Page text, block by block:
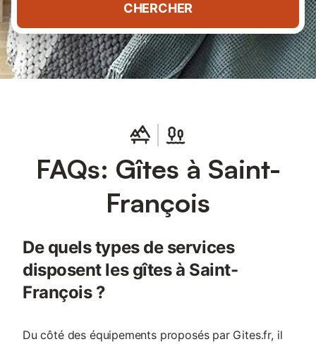
CHERCHER
FAQs: Gîtes à Saint-
François
De quels types de services
disposent les gîtes à Saint-
François ?
Du côté des équipements proposés par Gites.fr, il